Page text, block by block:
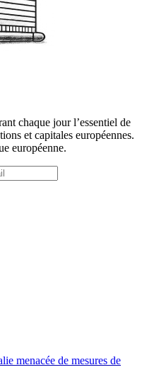
chaque jour l’essentiel de
et capitales européennes.
européenne.
menacée de mesures de